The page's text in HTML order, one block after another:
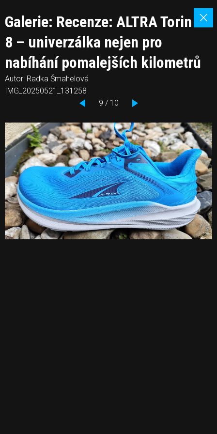
Galerie: Recenze: ALTRA Torin
8 – univerzálka nejen pro
nabíhání pomalejších kilometrů
Autor: Radka Šmahelová
IMG_20250521_131258
9 / 10